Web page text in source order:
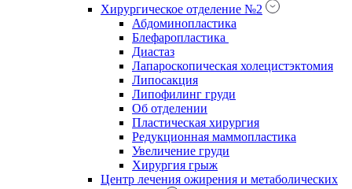
Хирургическое отделение №2
Абдоминопластика
Блефаропластика
Диастаз
Лапароскопическая холецистэктомия
Липосакция
Липофилинг груди
Об отделении
Пластическая хирургия
Редукционная маммопластика
Увеличение груди
Хирургия грыж
Центр лечения ожирения и метаболических